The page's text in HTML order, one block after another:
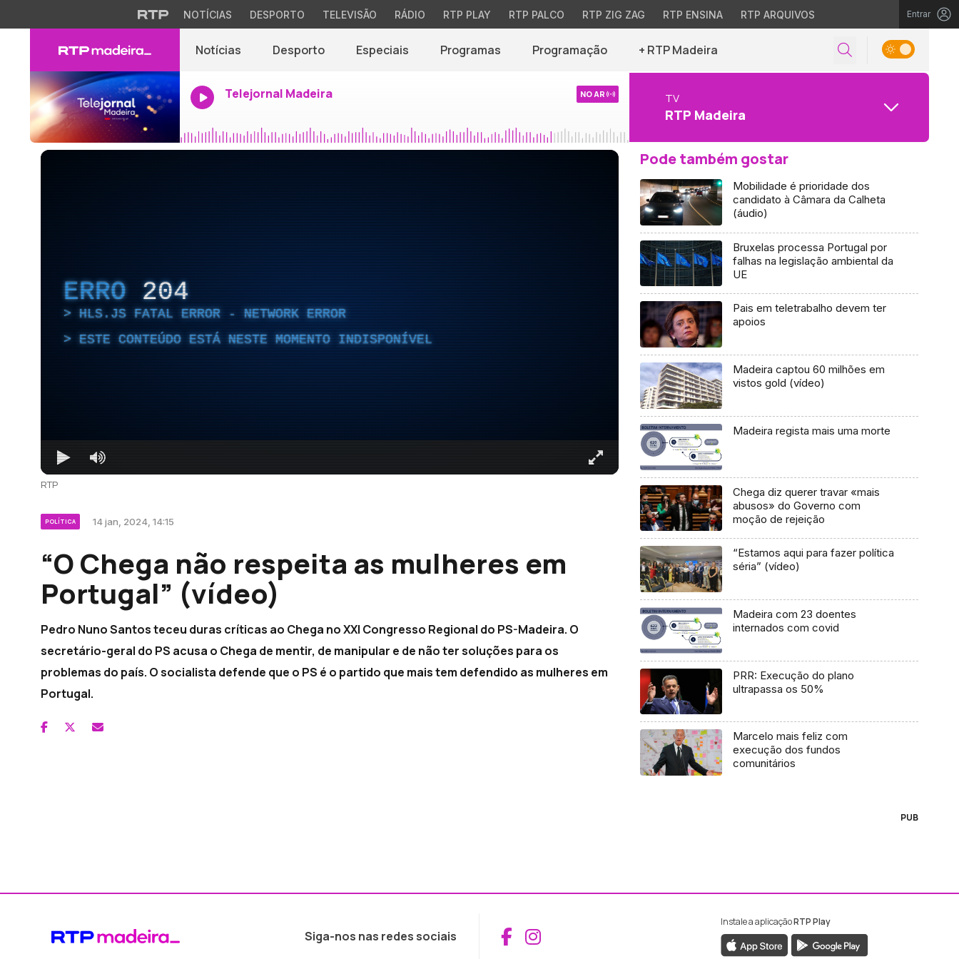
NOTÍCIAS DESPORTO TELEVISÃO RÁDIO RTP PLAY RTP PALCO RTP ZIG ZAG RTP ENSINA RTP ARQUIVOS Entrar
Notícias Desporto Especiais Programas Programação + RTP Madeira
Telejornal Madeira NO AR TV
RTP Madeira
ERRO 204
HLS.JS FATAL ERROR - NETWORK ERROR
ESTE CONTEÚDO ESTÁ NESTE MOMENTO INDISPONÍVEL
RTP
POLÍTICA 14 jan, 2024, 14:15
“O Chega não respeita as mulheres em
Portugal” (vídeo)
Pedro Nuno Santos teceu duras críticas ao Chega no XXI Congresso Regional do PS-Madeira. O
secretário-geral do PS acusa o Chega de mentir, de manipular e de não ter soluções para os
problemas do país. O socialista defende que o PS é o partido que mais tem defendido as mulheres em
Portugal.
Pode também gostar
Mobilidade é prioridade dos
candidato à Câmara da Calheta
(áudio)
Bruxelas processa Portugal por
falhas na legislação ambiental da
UE
Pais em teletrabalho devem ter
apoios
Madeira captou 60 milhões em
vistos gold (vídeo)
Madeira regista mais uma morte
Chega diz querer travar «mais
abusos» do Governo com
moção de rejeição
“Estamos aqui para fazer política
séria” (vídeo)
Madeira com 23 doentes
internados com covid
PRR: Execução do plano
ultrapassa os 50%
Marcelo mais feliz com
execução dos fundos
comunitários
PUB
Siga-nos nas redes sociais Aceder ao Facebook da RTP Madeira
Aceder ao Instagram da RTP Madeira
Instale a aplicaçãoRTP Play